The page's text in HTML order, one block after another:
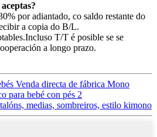
por adiantado, co saldo restante do
a copia do B/L.
T/T é posible se se
a longo prazo.
Venda directa de fábrica Mono
para bebé con pés 2
medias, sombreiros, estilo kimono